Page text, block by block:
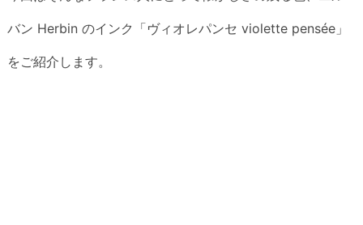
バン Herbin のインク「ヴィオレパンセ violette pensée」
をご紹介します。